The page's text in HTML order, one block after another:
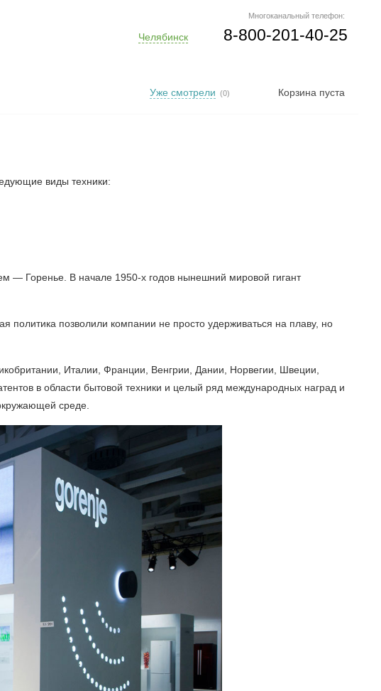
Многоканальный телефон:
8-800-201-40-25
Челябинск
Корзина пуста
Уже смотрели (0)
виды техники:
— Горенье. В начале 1950-х годов нынешний мировой гигант
политика позволили компании не просто удерживаться на плаву, но
Италии, Франции, Венгрии, Дании, Норвегии, Швеции,
в области бытовой техники и целый ряд международных наград и
среде.